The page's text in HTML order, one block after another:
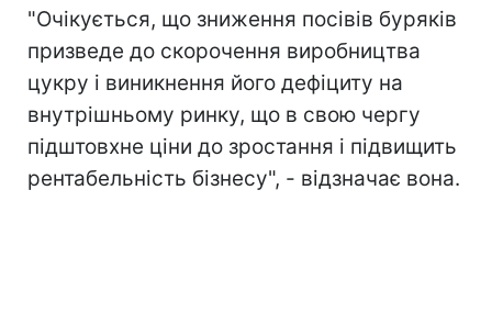
"Очікується, що зниження посівів буряків
призведе до скорочення виробництва
цукру і виникнення його дефіциту на
внутрішньому ринку, що в свою чергу
підштовхне ціни до зростання і підвищить
рентабельність бізнесу", - відзначає вона.